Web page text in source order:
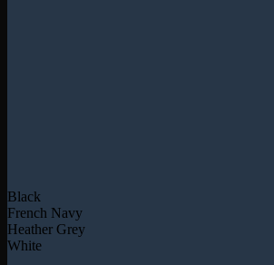
Black
French Navy
Heather Grey
White